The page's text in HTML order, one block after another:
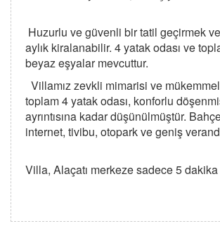
Huzurlu ve güvenli bir tatil geçirmek
aylık kiralanabilir. 4 yatak odası ve
beyaz eşyalar mevcuttur.
Villamız zevkli mimarisi ve
toplam 4 yatak odası, konforlu
ayrıntısına kadar düşünülmüştür.
internet, tivibu, otopark ve geniş
Villa, Alaçatı merkeze sadece 5